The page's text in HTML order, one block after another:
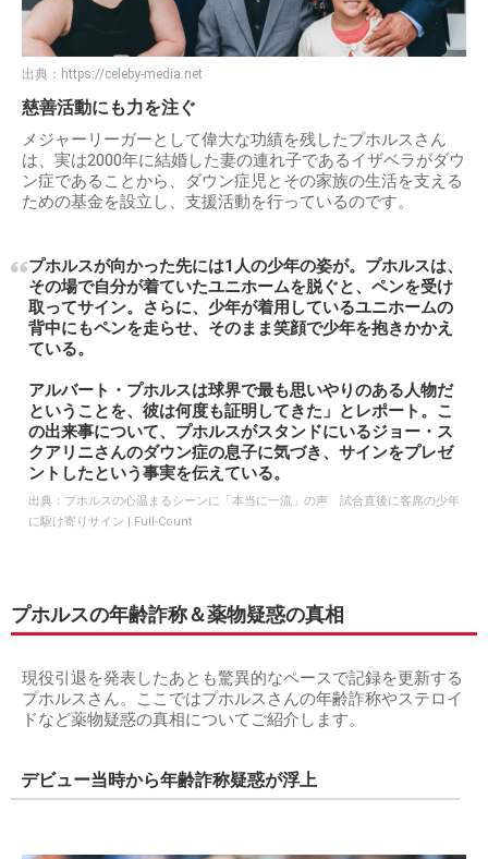
出典： https://celeby-media.net
慈善活動にも力を注ぐ
メジャーリーガーとして偉大な功績を残したプホルスさん
は、実は2000年に結婚した妻の連れ子であるイザベラがダウ
ン症であることから、ダウン症児とその家族の生活を支える
ための基金を設立し、支援活動を行っているのです。
プホルスが向かった先には1人の少年の姿が。プホルスは、
その場で自分が着ていたユニホームを脱ぐと、ペンを受け
取ってサイン。さらに、少年が着用しているユニホームの
背中にもペンを走らせ、そのまま笑顔で少年を抱きかかえ
ている。
アルバート・プホルスは球界で最も思いやりのある人物だ
ということを、彼は何度も証明してきた」とレポート。こ
の出来事について、プホルスがスタンドにいるジョー・ス
クアリニさんのダウン症の息子に気づき、サインをプレゼ
ントしたという事実を伝えている。
出典： プホルスの心温まるシーンに「本当に一流」の声 試合直後に客席の少年
に駆け寄りサイン | Full-Count
プホルスの年齢詐称＆薬物疑惑の真相
現役引退を発表したあとも驚異的なペースで記録を更新する
プホルスさん。ここではプホルスさんの年齢詐称やステロイ
ドなど薬物疑惑の真相についてご紹介します。
デビュー当時から年齢詐称疑惑が浮上